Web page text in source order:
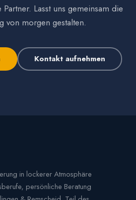
Lasst uns gemeinsam die
von morgen gestalten.
Kontakt aufnehmen
in lockerer Atmosphäre
persönliche Beratung